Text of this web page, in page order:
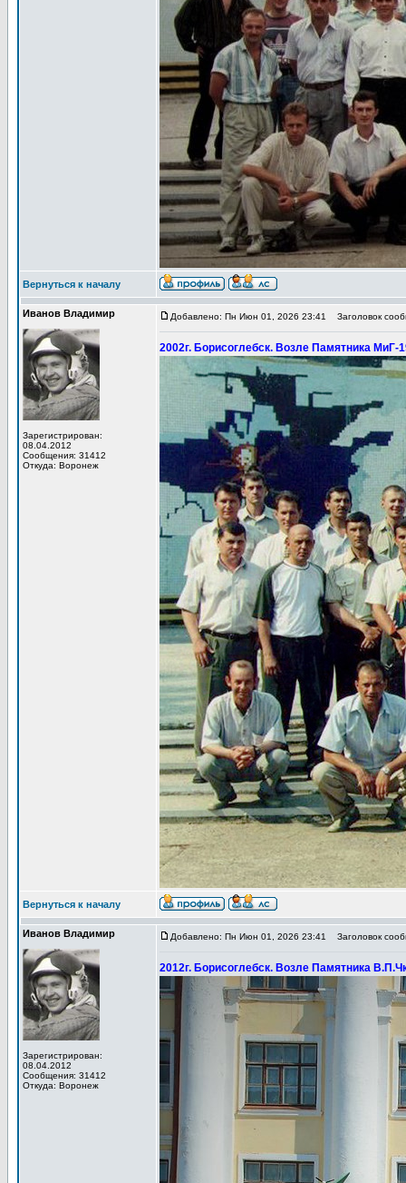
Вернуться к началу
Иванов Владимир
Зарегистрирован:
08.04.2012
Сообщения: 31412
Откуда: Воронеж
Добавлено: Пн Июн 01, 2026 23:41 Заголовок
2002г. Борисоглебск. Возле Памятника МиГ-
Вернуться к началу
Иванов Владимир
Зарегистрирован:
08.04.2012
Сообщения: 31412
Откуда: Воронеж
Добавлено: Пн Июн 01, 2026 23:41 Заголовок
2012г. Борисоглебск. Возле Памятника